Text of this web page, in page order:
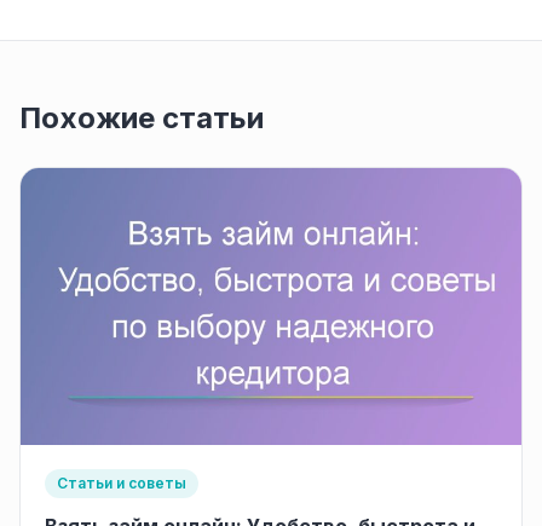
Похожие статьи
Статьи и советы